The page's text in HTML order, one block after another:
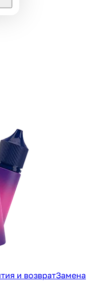
и возвратЗамена